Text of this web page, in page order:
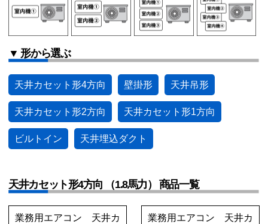
▼ 形から選ぶ
天井カセット形4方向 壁掛形 天井吊形
天井カセット形2方向 天井カセット形1方向
ビルトイン 天井埋込ダクト
天井カセット形4方向 （1.8馬力） 商品一覧
業務用エアコン 天井カ
業務用エアコン 天井カ